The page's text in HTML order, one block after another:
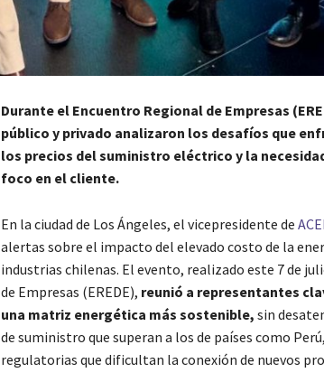
Durante el Encuentro Regional de Empresas
público y privado analizaron los desafíos que
los precios del suministro eléctrico y la
foco en el cliente.
En la ciudad de Los Ángeles, el vicepresidente de
alertas sobre el impacto del elevado costo de la
industrias chilenas. El evento, realizado este 7 de
de Empresas (EREDE), reunió a representantes
una matriz energética más sostenible, sin
de suministro que superan a los de países como
regulatorias que dificultan la conexión de nuevos